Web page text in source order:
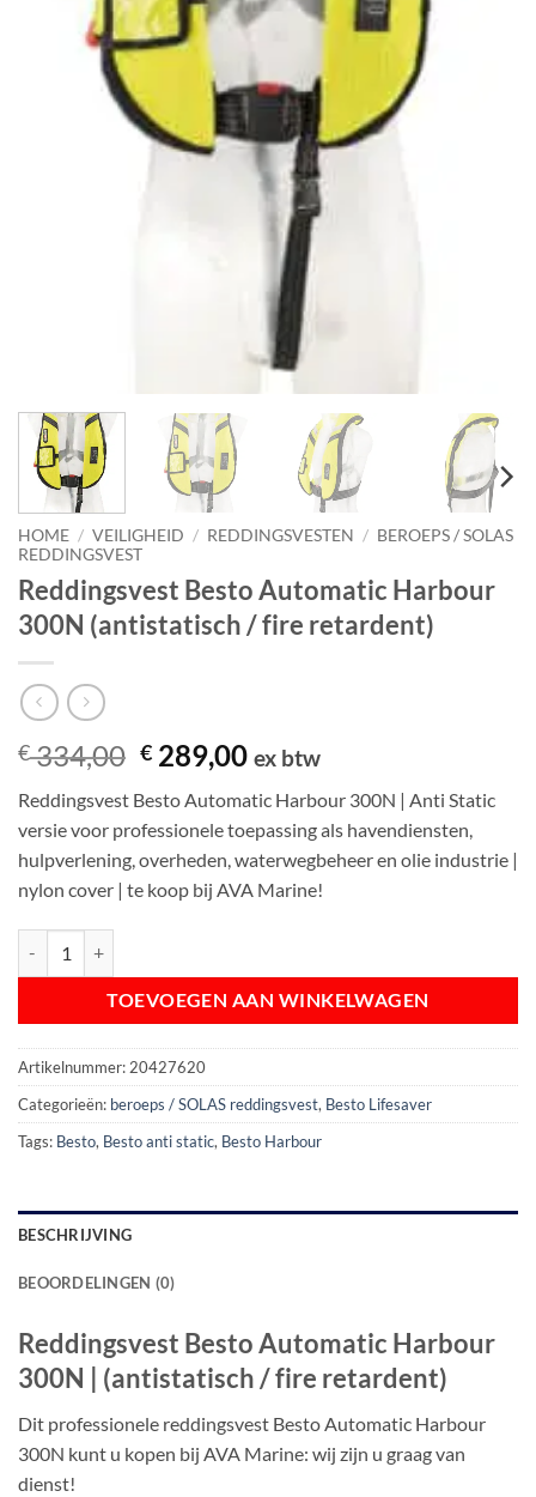
HOME / VEILIGHEID / REDDINGSVESTEN / BEROEPS / SOLAS
REDDINGSVEST
Reddingsvest Besto Automatic Harbour
300N (antistatisch / fire retardent)
€334,00 Oorspronkelijke
was:
€ 334,00.
€ 289,00Huidige
is:
€ 289,00.
ex btw
Reddingsvest Besto Automatic Harbour 300N | Anti Static
versie voor professionele toepassing als havendiensten,
hulpverlening, overheden, waterwegbeheer en olie industrie |
nylon cover | te koop bij AVA Marine!
TOEVOEGEN AAN WINKELWAGEN
Artikelnummer:20427620
Categorieën: beroeps / SOLAS reddingsvest, Besto Lifesaver
Tags: Besto, Besto anti static, Besto Harbour
BESCHRIJVING
BEOORDELINGEN (0)
Reddingsvest Besto Automatic Harbour
300N | (antistatisch / fire retardent)
Dit professionele reddingsvest Besto Automatic Harbour
300N kunt u kopen bij AVA Marine: wij zijn u graag van
dienst!